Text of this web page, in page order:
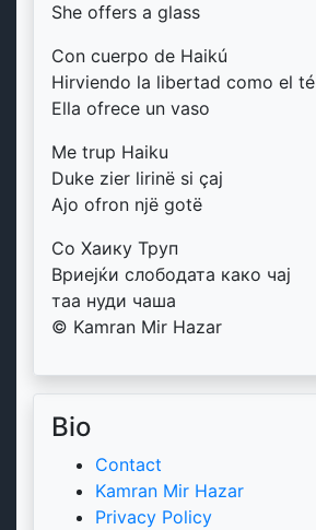
She offers a glass
Con cuerpo de Haikú
Hirviendo la libertad como el té
Ella ofrece un vaso
Me trup Haiku
Duke zier lirinë si çaj
Ajo ofron një gotë
Со Хаику Труп
Вриејќи слободата како чај
таа нуди чаша
© Kamran Mir Hazar
Bio
Contact
Kamran Mir Hazar
Privacy Policy